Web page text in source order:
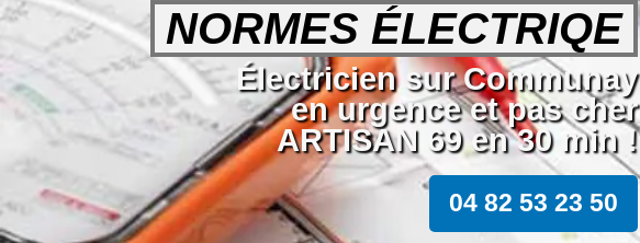
NORMES ÉLECTRIQE
Électricien sur Communay
en urgence et pas cher
ARTISAN 69 en 30 min !
04 82 53 23 50